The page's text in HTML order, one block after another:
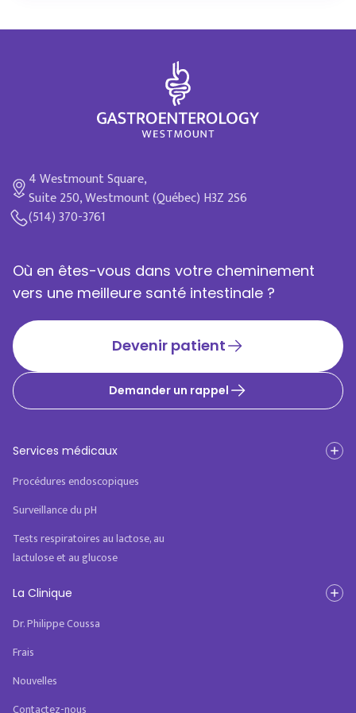
4 Westmount Square,
Suite 250, Westmount (Québec) H3Z 2S6
(514) 370-3761
Services médicaux
Procédures endoscopiques
Surveillance du pH
Tests respiratoires au lactose, au
lactulose et au glucose
La Clinique
Dr. Philippe Coussa
Frais
Nouvelles
Contactez-nous
Où en êtes-vous dans votre cheminement
vers une meilleure santé intestinale ?
Devenir patient
Demander un rappel